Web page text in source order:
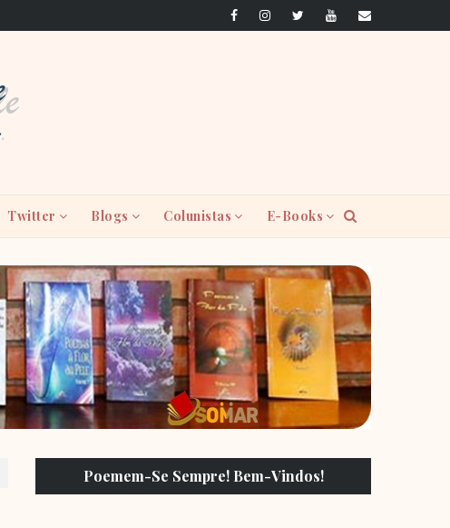
Twitter Blogs Colunistas E-Books
Poemem-Se Sempre! Bem-Vindos!